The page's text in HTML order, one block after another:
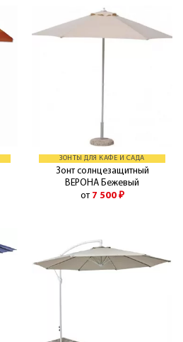
ЗОНТЫ ДЛЯ КАФЕ И САДА
Зонт солнцезащитный
ВЕРОНА Бежевый
от 7 500 ₽